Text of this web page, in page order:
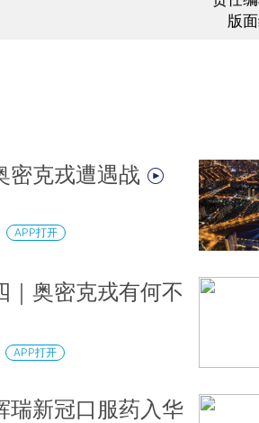
版
密克戎遭遇战
APP打开
｜奥密克戎有何不
APP打开
瑞新冠口服药入华